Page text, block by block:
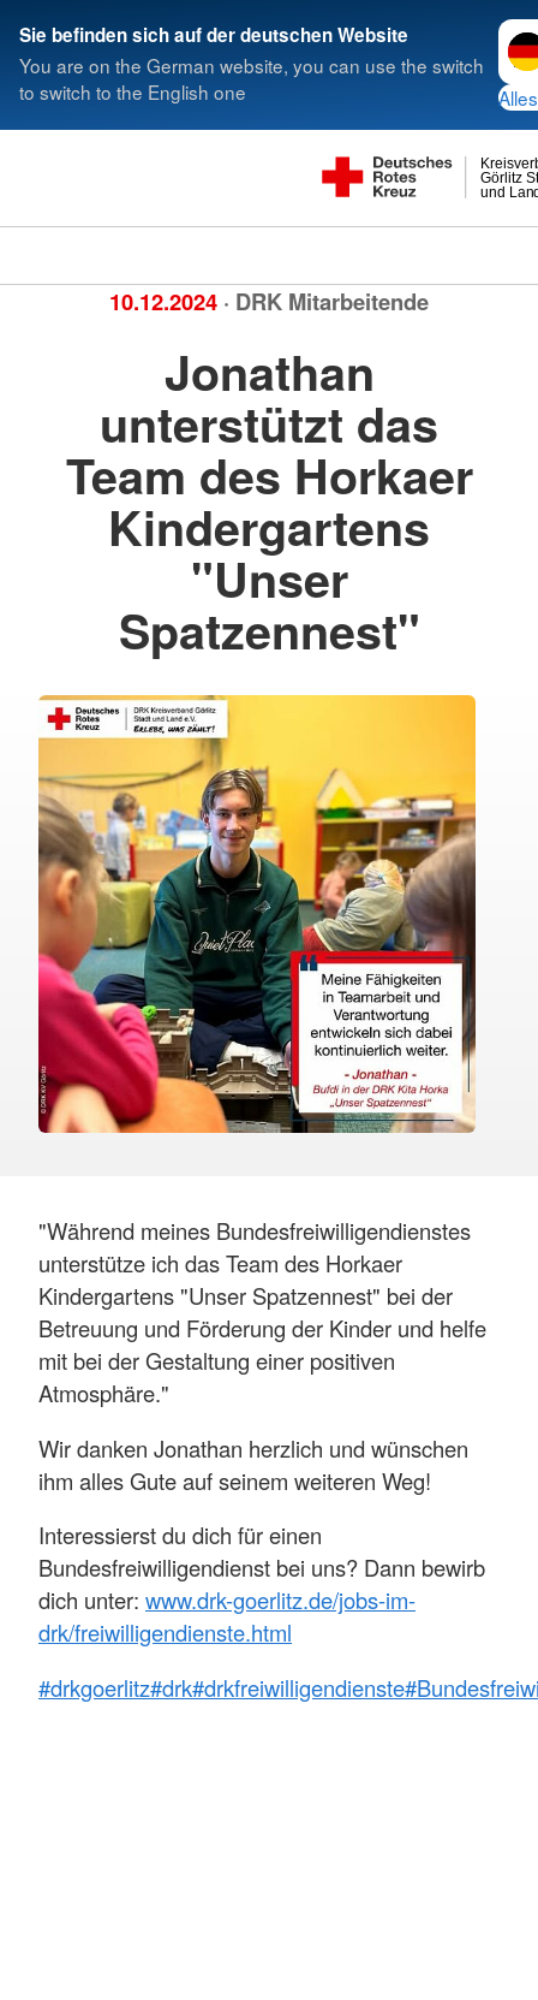
Sie befinden sich auf der deutschen Website
You are on the German website, you can use the switch
to switch to the English one
und
Görlitz
10.12.2024 · DRK Mitarbeitende
Jonathan
unterstützt das
Team des Horkaer
Kindergartens
"Unser
Spatzennest"
"Während meines Bundesfreiwilligendienstes
unterstütze ich das Team des Horkaer
Kindergartens "Unser Spatzennest" bei der
Betreuung und Förderung der Kinder und helfe
mit bei der Gestaltung einer positiven
Atmosphäre."
Wir danken Jonathan herzlich und wünschen
ihm alles Gute auf seinem weiteren Weg!
Interessierst du dich für einen
Bundesfreiwilligendienst bei uns? Dann bewirb
dich unter: www.drk-goerlitz.de/jobs-im-
drk/freiwilligendienste.html
#drkgoerlitz#drk#drkfreiwilligendienste